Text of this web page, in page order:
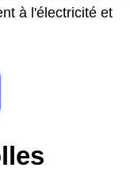
à l'électricité et